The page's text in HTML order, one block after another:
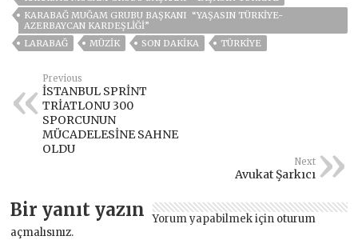
KARABAĞ MUĞAM GRUBU BAŞKANI “YAŞASIN TÜRKİYE-
AZERBAYCAN KARDEŞLİĞİ”
LARABAĞ
MÜZIK SON DAKIKA TÜRKİYE
Previous
İSTANBUL SPRİNT
TRİATLONU 300
SPORCUNUN
MÜCADELESİNE SAHNE
OLDU
Next
Avukat Şarkıcı
Bir yanıt yazın Yorum yapabilmek için oturum
açmalısınız.